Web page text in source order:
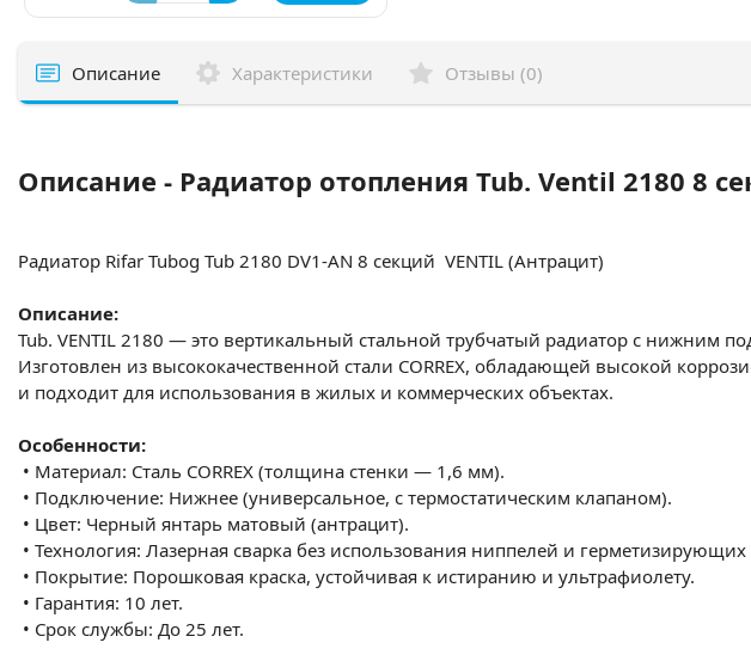
Описание Характеристики Отзывы (0)
Описание - Радиатор отопления Tub. Ventil 2180 8
Радиатор Rifar Tubog Tub 2180 DV1-AN 8 секций VENTIL (Антрацит)
Описание:
Tub. VENTIL 2180 — это вертикальный стальной трубчатый радиатор с
Изготовлен из высококачественной стали CORREX, обладающей высокой
и подходит для использования в жилых и коммерческих объектах.
Особенности:
• Материал: Сталь CORREX (толщина стенки — 1,6 мм).
• Подключение: Нижнее (универсальное, с термостатическим клапаном).
• Цвет: Черный янтарь матовый (антрацит).
• Технология: Лазерная сварка без использования ниппелей и герметизирующих
• Покрытие: Порошковая краска, устойчивая к истиранию и ультрафиолету.
• Гарантия: 10 лет.
• Срок службы: До 25 лет.